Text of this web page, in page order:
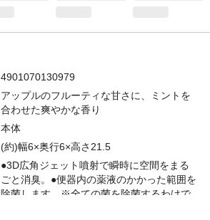
4901070130979
アップルのフルーティな甘さに、ミントを
合わせた爽やかな香り
本体
(約)幅6×奥行6×高さ21.5
●3D広角ジェット噴射で瞬時に空間をまる
ごと消臭。●便器内の薬液のかかった範囲を
除菌します。※全ての菌を除菌するわけで